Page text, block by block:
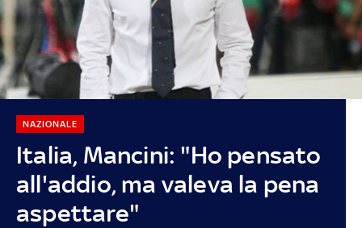
Italia, Mancini: "Ho pensato
all'addio, ma valeva la pena
aspettare"
NAZIONALE